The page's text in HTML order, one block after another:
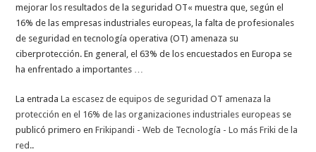
mejorar los resultados de la seguridad OT« muestra que, según el
16% de las empresas industriales europeas, la falta de profesionales
de seguridad en tecnología operativa (OT) amenaza su
ciberprotección. En general, el 63% de los encuestados en Europa se
ha enfrentado a importantes …
La entradaLa escasez de equipos de seguridad OT amenaza la
protección en el 16% de las organizaciones industriales europeas se
publicó primero enFrikipandi - Web de Tecnología - Lo más Friki de la
red..